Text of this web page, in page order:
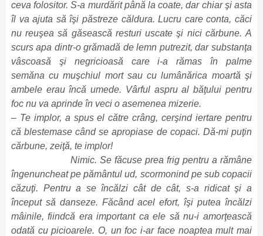
ceva folositor. S-a murdărit până la coate, dar chiar şi asta
îl va ajuta să îşi păstreze căldura. Lucru care conta, căci
nu reuşea să găsească resturi uscate şi nici cărbune. A
scurs apa dintr-o grămadă de lemn putrezit, dar substanţa
vâscoasă şi negricioasă care i-a rămas în palme
semăna cu muşchiul mort sau cu lumânărica moartă şi
ambele erau încă umede. Vârful aspru al băţului pentru
foc nu va aprinde în veci o asemenea mizerie.
– Te implor, a spus el către crâng, cerşind iertare pentru
că blestemase când se apropiase de copaci. Dă-mi puţin
cărbune, zeiţă, te implor!
Nimic. Se făcuse prea frig pentru a rămâne
îngenuncheat pe pământul ud, scormonind pe sub copacii
căzuţi. Pentru a se încălzi cât de cât, s-a ridicat şi a
început să danseze. Făcând acel efort, îşi putea încălzi
mâinile, fiindcă era important ca ele să nu-i amorţească
odată cu picioarele. O, un foc i-ar face noaptea mult mai